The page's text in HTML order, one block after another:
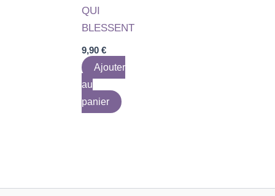
QUI
BLESSENT
9,90€
Ajouter
au
panier